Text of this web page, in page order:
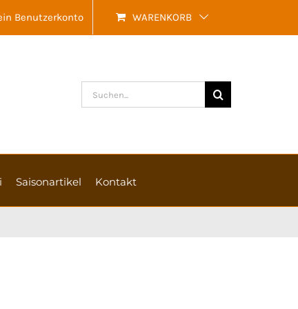
Benutzerkonto WARENKORB
Suche
nach:
Saisonartikel Kontakt